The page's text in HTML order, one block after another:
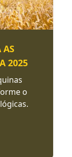
AS
2025
o